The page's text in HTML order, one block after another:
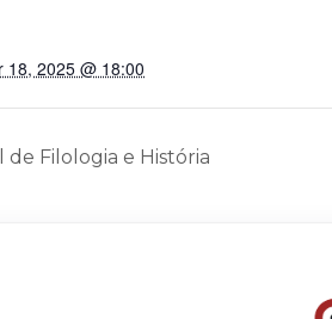
18, 2025 @ 18:00
de Filologia e História